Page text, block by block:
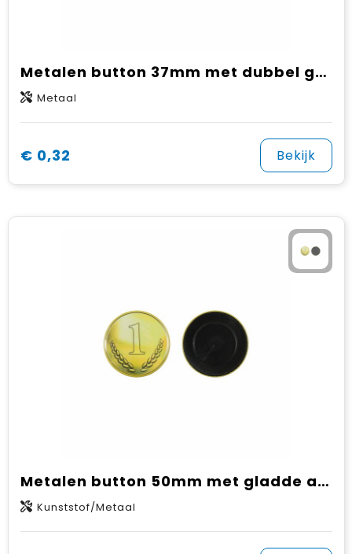
Metalen button 37mm met dubbel gezekerde speld
Metaal
€ 0,32 Bekijk
Metalen button 50mm met gladde achterkant
Kunststof/Metaal